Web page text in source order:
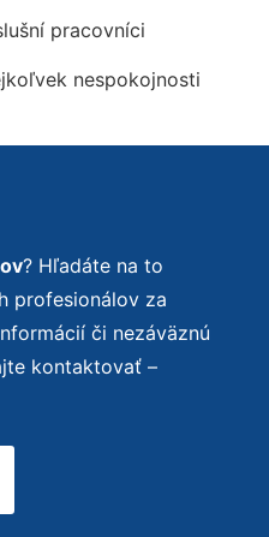
pracovníci
nespokojnosti
? Hľadáte na to
profesionálov za
či nezáväznú
kontaktovať –